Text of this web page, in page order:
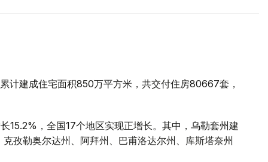
计建成住宅面积850万平方米，共交付住房80667套，
15.2%，全国17个地区实现正增长。其中，乌勒套州建
孜勒奥尔达州、阿拜州、巴甫洛达尔州、库斯塔奈州